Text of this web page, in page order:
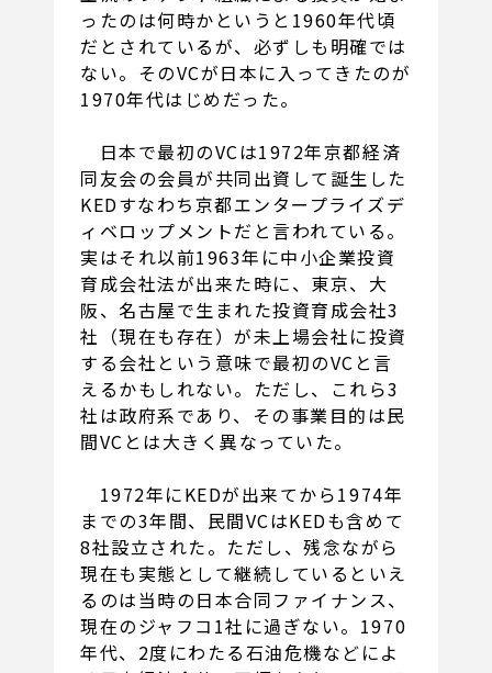
ったのは何時かというと1960年代頃
だとされているが、必ずしも明確では
ない。そのVCが日本に入ってきたのが
1970年代はじめだった。
日本で最初のVCは1972年京都経済
同友会の会員が共同出資して誕生した
KEDすなわち京都エンタープライズデ
ィベロップメントだと言われている。
実はそれ以前1963年に中小企業投資
育成会社法が出来た時に、東京、大
阪、名古屋で生まれた投資育成会社3
社（現在も存在）が未上場会社に投資
する会社という意味で最初のVCと言
えるかもしれない。ただし、これら3
社は政府系であり、その事業目的は民
間VCとは大きく異なっていた。
1972年にKEDが出来てから1974年
までの3年間、民間VCはKEDも含めて
8社設立された。ただし、残念ながら
現在も実態として継続しているといえ
るのは当時の日本合同ファイナンス、
現在のジャフコ1社に過ぎない。1970
年代、2度にわたる石油危機などによ